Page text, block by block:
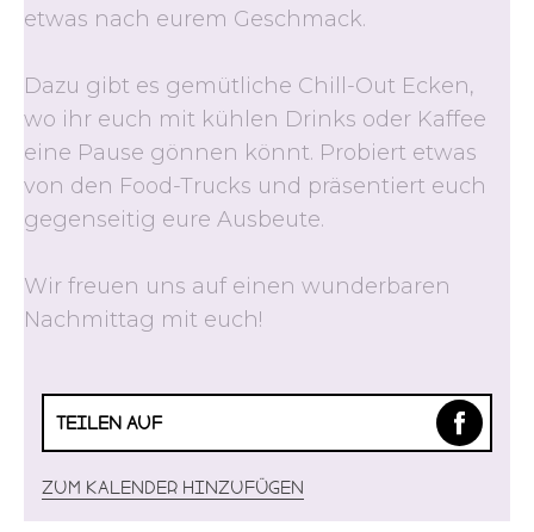
etwas nach eurem Geschmack.
Dazu gibt es gemütliche Chill-Out Ecken,
wo ihr euch mit kühlen Drinks oder Kaffee
eine Pause gönnen könnt. Probiert etwas
von den Food-Trucks und präsentiert euch
gegenseitig eure Ausbeute.
Wir freuen uns auf einen wunderbaren
Nachmittag mit euch!
TEILEN AUF
Zum Kalender hinzufügen